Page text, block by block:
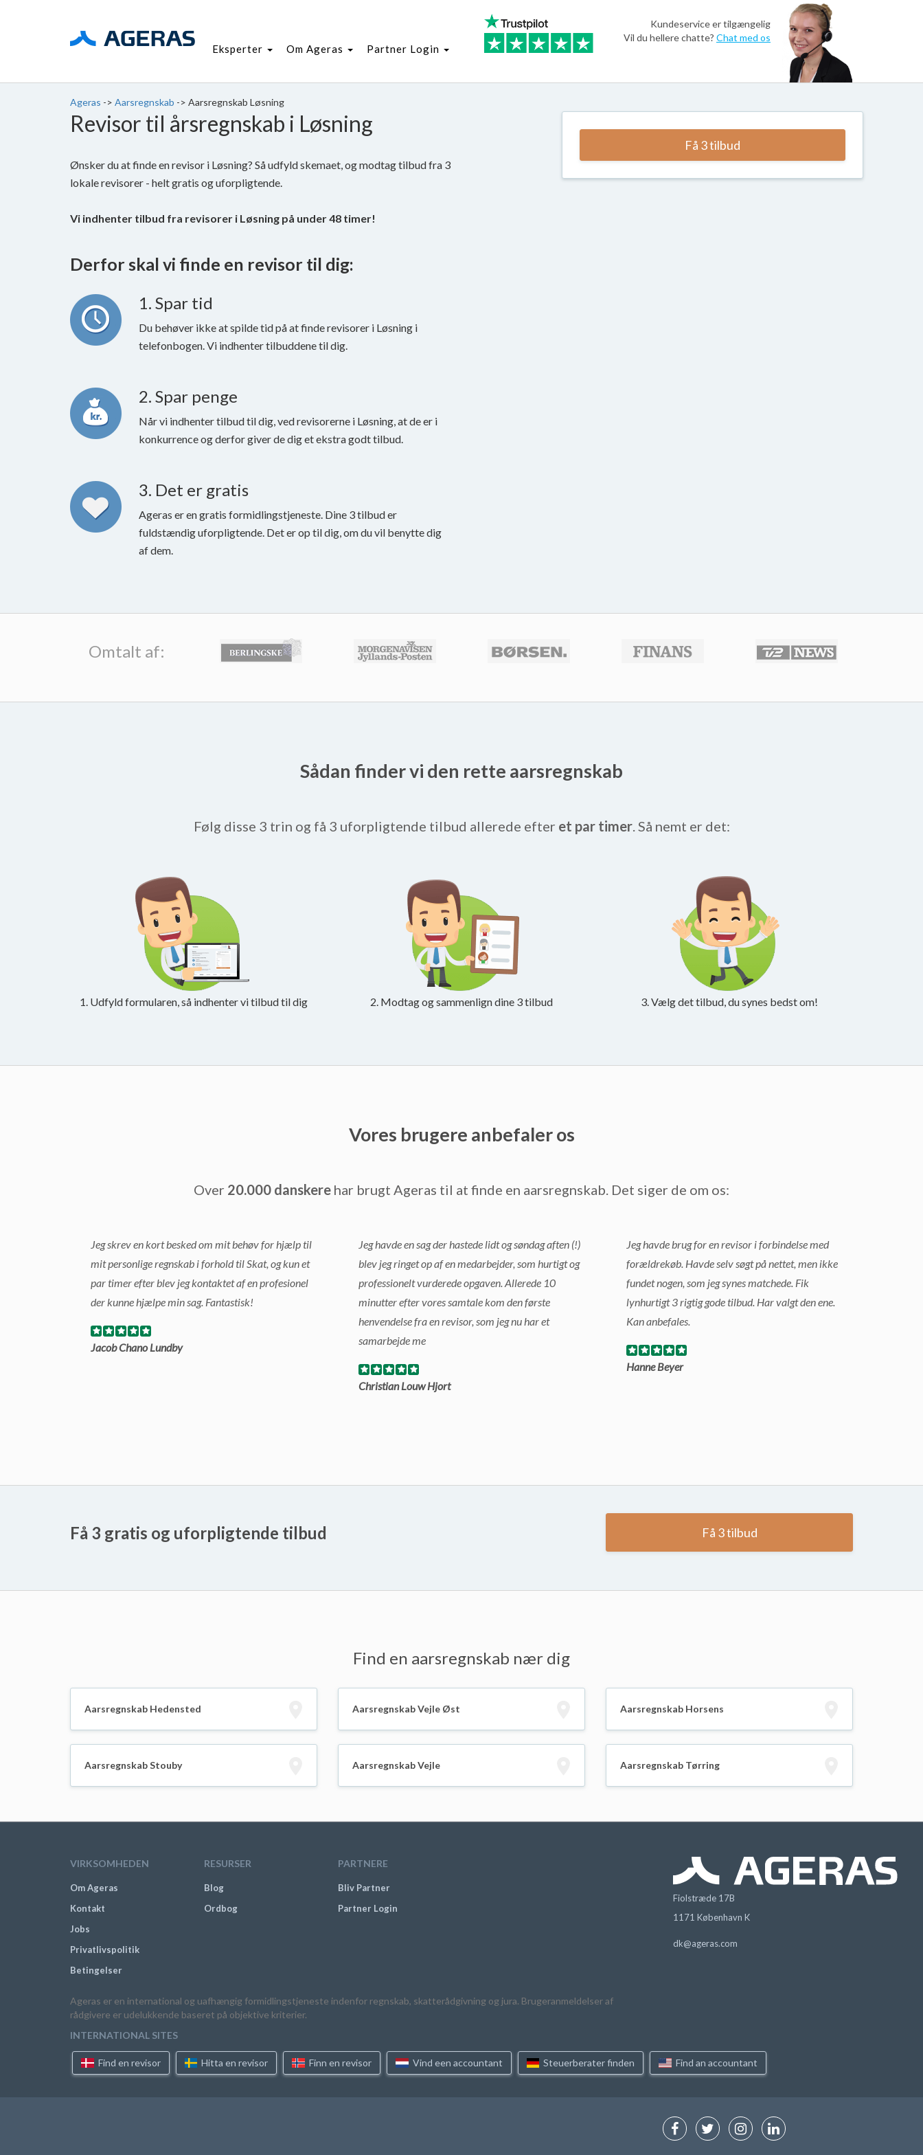
Eksperter Om Ageras Partner Login
Kundeservice er tilgængelig
Vil du hellere chatte? Chat med os
Ageras -> Aarsregnskab -> Aarsregnskab Løsning
Revisor til årsregnskab i Løsning
Ønsker du at finde en revisor i Løsning? Så udfyld skemaet, og modtag tilbud fra 3
lokale revisorer - helt gratis og uforpligtende.
Vi indhenter tilbud fra revisorer i Løsning på under 48 timer!
Få 3 tilbud
Derfor skal vi finde en revisor til dig:
1. Spar tid
Du behøver ikke at spilde tid på at finde revisorer i Løsning i
telefonbogen. Vi indhenter tilbuddene til dig.
2. Spar penge
Når vi indhenter tilbud til dig, ved revisorerne i Løsning, at de er i
konkurrence og derfor giver de dig et ekstra godt tilbud.
3. Det er gratis
Ageras er en gratis formidlingstjeneste. Dine 3 tilbud er
fuldstændig uforpligtende. Det er op til dig, om du vil benytte dig
af dem.
Omtalt af:
Sådan finder vi den rette aarsregnskab
Følg disse 3 trin og få 3 uforpligtende tilbud allerede efter et par timer. Så nemt er det:
1. Udfyld formularen, så indhenter vi tilbud til dig 2. Modtag og sammenlign dine 3 tilbud 3. Vælg det tilbud, du synes bedst om!
Vores brugere anbefaler os
Over 20.000 danskere har brugt Ageras til at finde en aarsregnskab. Det siger de om os:
Jeg skrev en kort besked om mit behøv for hjælp til
mit personlige regnskab i forhold til Skat, og kun et
par timer efter blev jeg kontaktet af en profesionel
der kunne hjælpe min sag. Fantastisk!
Jacob Chano Lundby
Jeg havde en sag der hastede lidt og søndag aften (!)
blev jeg ringet op af en medarbejder, som hurtigt og
professionelt vurderede opgaven. Allerede 10
minutter efter vores samtale kom den første
henvendelse fra en revisor, som jeg nu har et
samarbejde me
Christian Louw Hjort
Jeg havde brug for en revisor i forbindelse med
forældrekøb. Havde selv søgt på nettet, men ikke
fundet nogen, som jeg synes matchede. Fik
lynhurtigt 3 rigtig gode tilbud. Har valgt den ene.
Kan anbefales.
Hanne Beyer
Få 3 gratis og uforpligtende tilbud Få 3 tilbud
Find en aarsregnskab nær dig
Aarsregnskab Hedensted Aarsregnskab Vejle Øst Aarsregnskab Horsens
Aarsregnskab Stouby Aarsregnskab Vejle Aarsregnskab Tørring
VIRKSOMHEDEN
Om Ageras
Kontakt
Jobs
Privatlivspolitik
Betingelser
RESURSER
Blog
Ordbog
PARTNERE
Bliv Partner
Partner Login
Fiolstræde 17B
1171 København K
dk@ageras.com
Ageras er en international og uafhængig formidlingstjeneste indenfor regnskab, skatterådgivning og jura. Brugeranmeldelser af
rådgivere er udelukkende baseret på objektive kriterier.
INTERNATIONAL SITES
Find en revisor Hitta en revisor Finn en revisor Vind een accountant Steuerberater finden Find an accountant